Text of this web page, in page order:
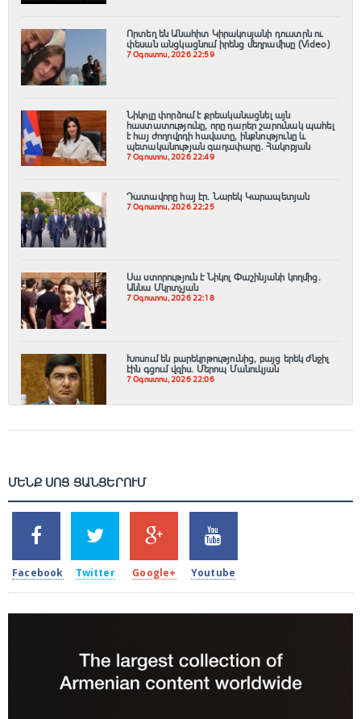
Որտեղ են Անահիտ Կիրակոսյանի դուստրն ու
փեսան անցկացնում իրենց մեղրամիսը (Video)
7 Օգոստոս, 2026 22:59
Նիկոլը փորձում է քրեականացնել այն
հաստատությունը, որը դարեր շարունակ պահել
է հայ ժողովրդի հավատը, ինքնությունը և
պետականության գաղափարը. Հակոբյան
7 Օգոստոս, 2026 22:49
Դատավորը հայ էր․ Նարեկ Կարապետյան
7 Օգոստոս, 2026 22:25
Սա ստորություն է Նիկոլ Փաշինյանի կողմից․
Աննա Մկրտչյան
7 Օգոստոս, 2026 22:18
Խոսում են բարեկրթությունից, բայց երեկ ժնջիլ
էին գցում վզիս. Մերոպ Մանուկյան
7 Օգոստոս, 2026 22:06
ՄԵՆՔ ՍՈՑ ՑԱՆՑԵՐՈՒՄ
2k
SHARES
Facebook
1.5k
TWEETS
Twitter
203
SHARES
Google+
620
SHARES
Youtube